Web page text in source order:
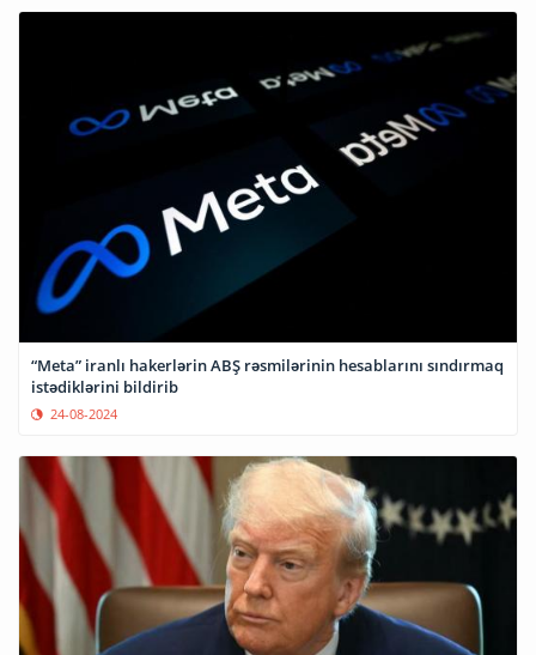
“Meta” iranlı hakerlərin ABŞ rəsmilərinin hesablarını sındırmaq
istədiklərini bildirib
24-08-2024